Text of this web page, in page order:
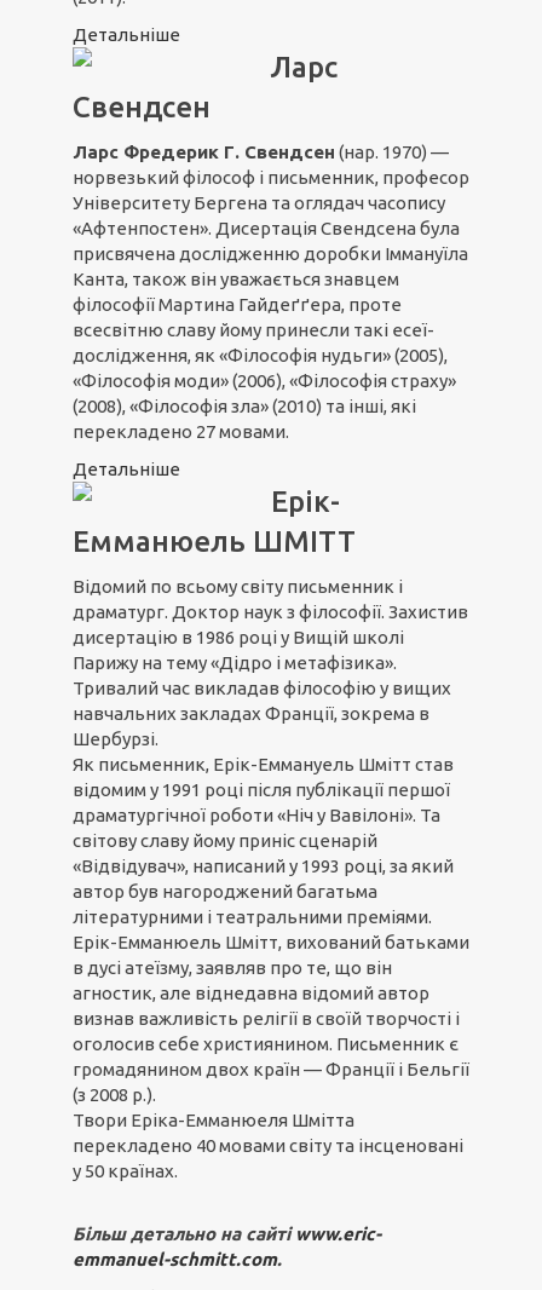
Детальніше
Ларс
Свендсен
Ларс Фредерик Г. Свендсен (нар. 1970) —
норвезький філософ і письменник, професор
Університету Бергена та оглядач часопису
«Афтенпостен». Дисертація Свендсена була
присвячена дослідженню доробки Іммануїла
Канта, також він уважається знавцем
філософії Мартина Гайдеґґера, проте
всесвітню славу йому принесли такі есеї-
дослідження, як «Філософія нудьги» (2005),
«Філософія моди» (2006), «Філософія страху»
(2008), «Філософія зла» (2010) та інші, які
перекладено 27 мовами.
Детальніше
Ерік-
Емманюель ШМІТТ
Відомий по всьому світу письменник і
драматург. Доктор наук з філософії. Захистив
дисертацію в 1986 році у Вищій школі
Парижу на тему «Дідро і метафізика».
Тривалий час викладав філософію у вищих
навчальних закладах Франції, зокрема в
Шербурзі.
Як письменник, Ерік-Еммануель Шмітт став
відомим у 1991 році після публікації першої
драматургічної роботи «Ніч у Вавілоні». Та
світову славу йому приніс сценарій
«Відвідувач», написаний у 1993 році, за який
автор був нагороджений багатьма
літературними і театральними преміями.
Ерік-Емманюель Шмітт, вихований батьками
в дусі атеїзму, заявляв про те, що він
агностик, але віднедавна відомий автор
визнав важливість релігії в своїй творчості і
оголосив себе християнином. Письменник є
громадянином двох країн — Франції і Бельгії
(з 2008 р.).
Твори Еріка-Емманюеля Шмітта
перекладено 40 мовами світу та інсценовані
у 50 країнах.
Більш детально на сайті www.eric-
emmanuel-schmitt.com.